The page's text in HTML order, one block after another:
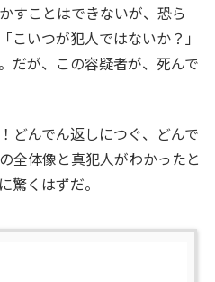
すことはできないが、恐ら
こいつが犯人ではないか？」
だが、この容疑者が、死んで
どんでん返しにつぐ、どんで
全体像と真犯人がわかったと
驚くはずだ。